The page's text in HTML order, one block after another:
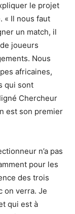
le projet
« Il nous faut
un match, il
joueurs
Nous
africaines,
qui sont
Chercheur
est son premier
n’a pas
pour les
des trois
on verra. Je
qui est à